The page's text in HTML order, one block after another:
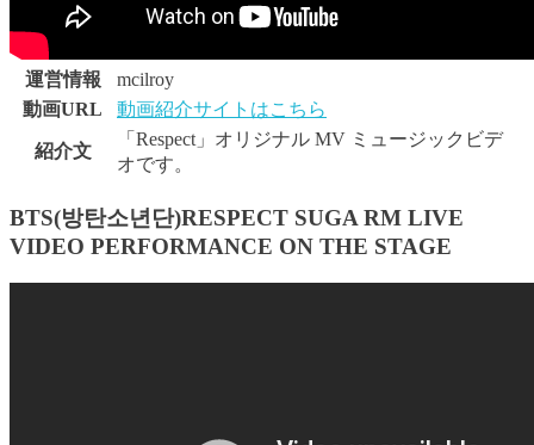
運営情報
mcilroy
動画URL
動画紹介サイトはこちら
紹介文
「Respect」オリジナル MV ミュージックビデ
オです。
BTS(방탄소년단)RESPECT SUGA RM LIVE
VIDEO PERFORMANCE ON THE STAGE